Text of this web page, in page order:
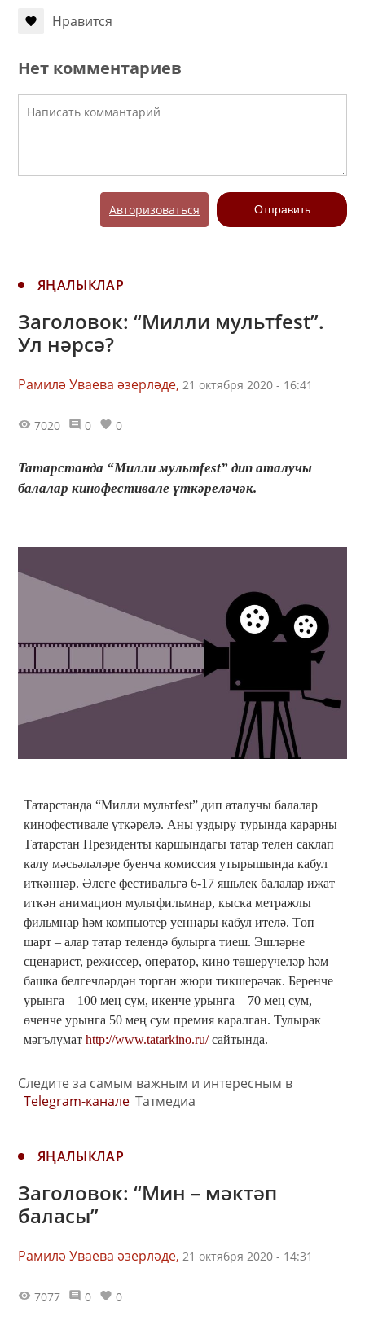
Нравится
Нет комментариев
Авторизоваться Отправить
ЯҢАЛЫКЛАР
Заголовок: “Милли мультfest”.
Ул нәрсә?
Рамилә Уваева әзерләде, 21 октября 2020 - 16:41
7020 0 0
Татарстанда “Милли мультfest” дип аталучы
балалар кинофестивале үткәреләчәк.
Татарстанда “Милли мультfest” дип аталучы балалар
кинофестивале үткәрелә. Аны уздыру турында карарны
Татарстан Президенты каршындагы татар телен саклап
калу мәсьәләләре буенча комиссия утырышында кабул
иткәннәр. Әлеге фестивальгә 6-17 яшьлек балалар иҗат
иткән анимацион мультфильмнар, кыска метражлы
фильмнар һәм компьютер уеннары кабул ителә. Төп
шарт – алар татар телендә булырга тиеш. Эшләрне
сценарист, режиссер, оператор, кино төшерүчеләр һәм
башка белгечләрдән торган жюри тикшерәчәк. Беренче
урынга – 100 мең сум, икенче урынга – 70 мең сум,
өченче урынга 50 мең сум премия каралган. Тулырак
мәгълүмат http://www.tatarkino.ru/сайтында.
Следите за самым важным и интересным в
Telegram-канале Татмедиа
ЯҢАЛЫКЛАР
Заголовок: “Мин – мәктәп
баласы”
Рамилә Уваева әзерләде, 21 октября 2020 - 14:31
7077 0 0